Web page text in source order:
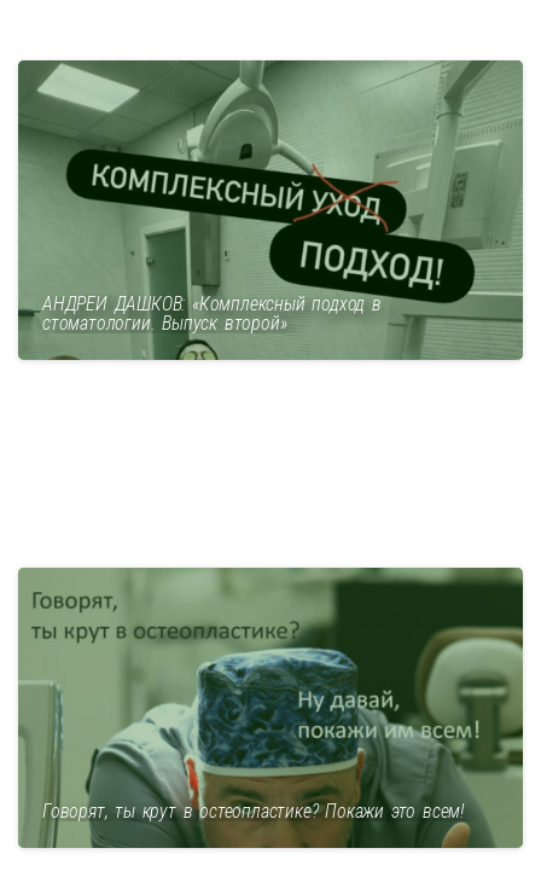
АНДРЕЙ ДАШКОВ: «Комплексный подход в
стоматологии. Выпуск второй»
Говорят, ты крут в остеопластике? Покажи это всем!